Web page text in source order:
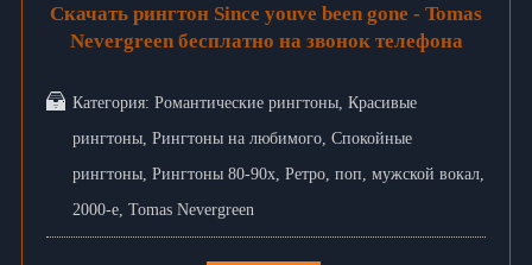
Скачать рингтон Since youve been gone - Tomas
Nevergreen бесплатно на звонок телефона
Категория: Романтические рингтоны Красивые
рингтоны Рингтоны на любимого Спокойные
рингтоны Рингтоны 80-90х Ретро поп мужской вокал
2000-е Tomas Nevergreen